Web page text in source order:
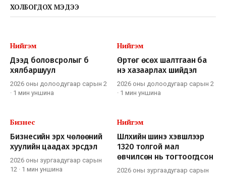
ХОЛБОГДОХ МЭДЭЭ
Нийгэм
Дээд боловсролыг бүү
хялбаршуул
2026 оны долоодугаар сарын 2
· 1 мин уншина
Нийгэм
Өртөг өсөх шалтгаан ба
үнэ хазаарлах шийдэл
2026 оны долоодугаар сарын 2
· 1 мин уншина
Бизнес
Бизнесийн эрх чөлөөний
хуулийн цаадах эрсдэл
2026 оны зургаадугаар сарын
12 · 1 мин уншина
Нийгэм
Шүлхийн шинэ хэвшлээр
1320 толгой мал
өвчилсөн нь тогтоогдсон
2026 оны зургаадугаар сарын